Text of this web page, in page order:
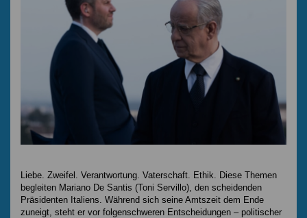
Liebe. Zweifel. Verantwortung. Vaterschaft. Ethik. Diese Themen
begleiten Mariano De Santis (Toni Servillo), den scheidenden
Präsidenten Italiens. Während sich seine Amtszeit dem Ende
zuneigt, steht er vor folgenschweren Entscheidungen – politischer